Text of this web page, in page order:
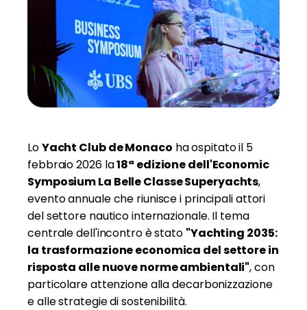
LoYacht Club de Monaco ha ospitato il 5
febbraio 2026 la18ª edizione dell'Economic
Symposium La Belle Classe Superyachts,
evento annuale che riunisce i principali attori
del settore nautico internazionale. Il tema
centrale dell'incontro è stato "Yachting 2035:
la trasformazione economica del settore in
risposta alle nuove norme ambientali", con
particolare attenzione alla decarbonizzazione
e alle strategie di sostenibilità.